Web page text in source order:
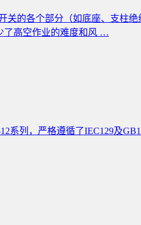
关的各个部分（如底座、支柱绝
了高空作业的难度和风 …
系列，严格遵循了IEC129及